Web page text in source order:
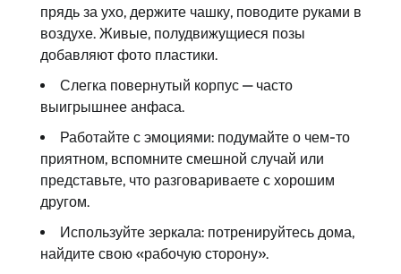
прядь за ухо, держите чашку, поводите руками в
воздухе. Живые, полудвижущиеся позы
добавляют фото пластики.
Слегка повернутый корпус — часто
выигрышнее анфаса.
Работайте с эмоциями: подумайте о чем-то
приятном, вспомните смешной случай или
представьте, что разговариваете с хорошим
другом.
Используйте зеркала: потренируйтесь дома,
найдите свою «рабочую сторону».